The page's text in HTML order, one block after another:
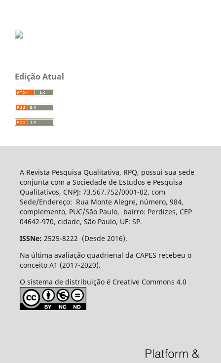
Edição Atual
A Revista Pesquisa Qualitativa, RPQ, possui sua sede
conjunta com a Sociedade de Estudos e Pesquisa
Qualitativos, CNPJ: 73.567.752/0001-02, com
Sede/Endereço: Rua Monte Alegre, número, 984,
complemento, PUC/São Paulo, bairro: Perdizes, CEP
04642-970, cidade, São Paulo, UF: SP.
ISSNe: 2525-8222 (Desde 2016).
Na última avaliação quadrienal da CAPES recebeu o
conceito A1 (2017-2020).
O sistema de distribuição é Creative Commons 4.0